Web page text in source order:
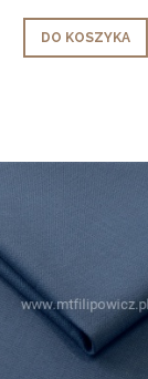
DO KOSZYKA